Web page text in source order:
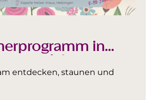
in
ist da!
entdecken, staunen und